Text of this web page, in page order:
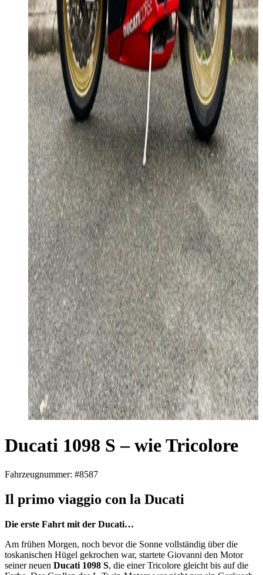
Ducati 1098 S – wie Tricolore
Fahrzeugnummer: #8587
Il primo viaggio con la Ducati
Die erste Fahrt mit der Ducati…
Am frühen Morgen, noch bevor die Sonne vollständig über die
toskanischen Hügel gekrochen war, startete Giovanni den Motor
seiner neuen Ducati 1098 S, die einer Tricolore gleicht bis auf die